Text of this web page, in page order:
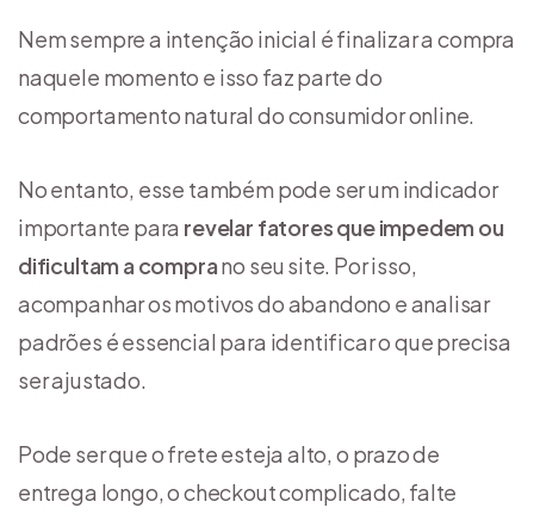
Nem sempre a intenção inicial é finalizar a compra
naquele momento e isso faz parte do
comportamento natural do consumidor online.
No entanto, esse também pode ser um indicador
importante para revelar fatores que impedem ou
dificultam a comprano seu site. Por isso,
acompanhar os motivos do abandono e analisar
padrões é essencial para identificar o que precisa
ser ajustado.
Pode ser que o frete esteja alto, o prazo de
entrega longo, o checkout complicado, falte